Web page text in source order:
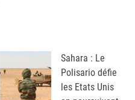
Sahara : Le
Polisario défie
les Etats Unis